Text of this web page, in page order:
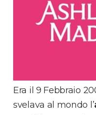
Era il 9 Febbraio
svelava al mondo l’